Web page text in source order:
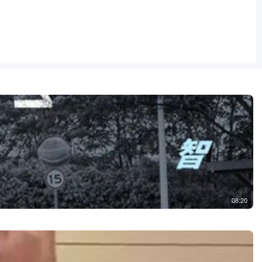
08:20